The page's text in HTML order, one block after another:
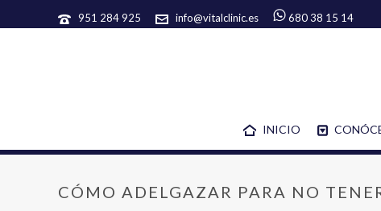
951 284 925 info@vitalclinic.es 680 38 15 14
INICIO
CÓMO ADELGAZAR PARA NO